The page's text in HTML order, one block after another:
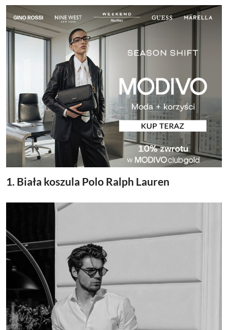
1. Biała koszula Polo Ralph Lauren